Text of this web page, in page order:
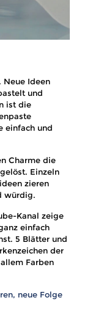
Neue Ideen
und
ist die
einfach und
Charme die
Einzeln
zieren
würdig.
Kanal zeige
einfach
5 Blätter und
der
Farben